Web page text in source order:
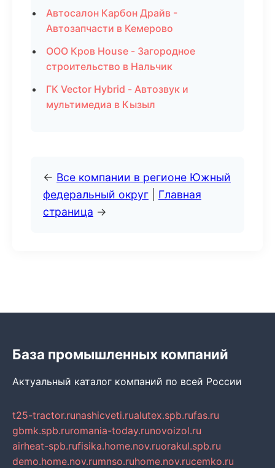
Автосалон Карбон Драйв -
Автозапчасти в Кемерово
ООО Кров House - Загородное
строительство в Нальчик
ГК Vector Hybrid - Автозвук и
мультимедиа в Кызыл
← Все компании в регионе Южный
федеральный округ
Главная
страница →
База промышленных компаний
Актуальный каталог компаний по всей России
t25-tractor.runashicveti.rualutex.spb.rufas.ru
gbmk.spb.ruromania-today.runovoizol.ru
airheat-spb.rufisika.home.nov.ruorakul.spb.ru
demo.home.nov.rumnso.ruhome.nov.rucemko.ru